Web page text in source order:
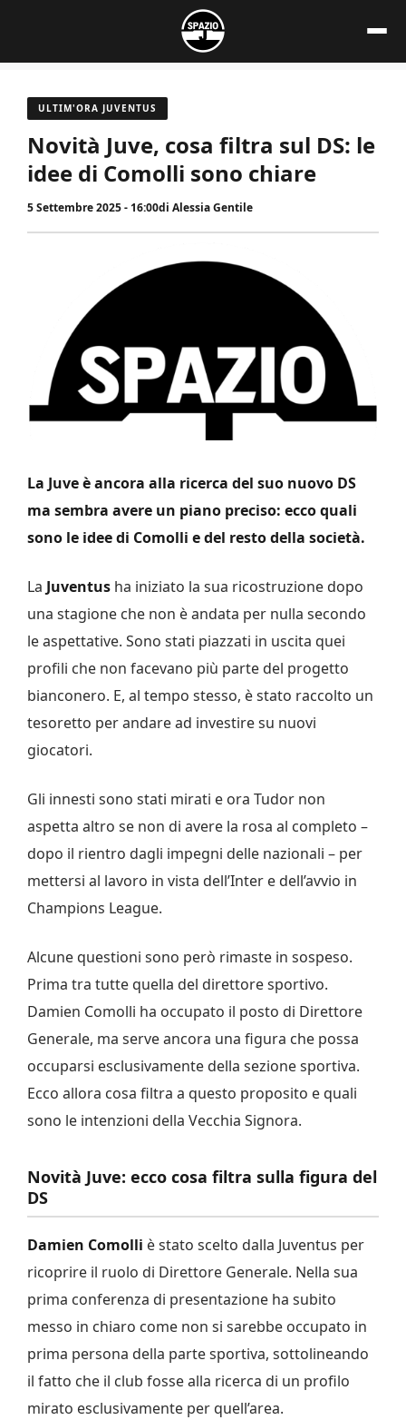
contenuto
ULTIM'ORA JUVENTUS
Novità Juve, cosa filtra sul DS: le
idee di Comolli sono chiare
5 Settembre 2025 - 16:00di Alessia Gentile
La Juve è ancora alla ricerca del suo nuovo DS
ma sembra avere un piano preciso: ecco quali
sono le idee di Comolli e del resto della società.
La Juventus ha iniziato la sua ricostruzione dopo
una stagione che non è andata per nulla secondo
le aspettative. Sono stati piazzati in uscita quei
profili che non facevano più parte del progetto
bianconero. E, al tempo stesso, è stato raccolto un
tesoretto per andare ad investire su nuovi
giocatori.
Gli innesti sono stati mirati e ora Tudor non
aspetta altro se non di avere la rosa al completo –
dopo il rientro dagli impegni delle nazionali – per
mettersi al lavoro in vista dell’Inter e dell’avvio in
Champions League.
Alcune questioni sono però rimaste in sospeso.
Prima tra tutte quella del direttore sportivo.
Damien Comolli ha occupato il posto di Direttore
Generale, ma serve ancora una figura che possa
occuparsi esclusivamente della sezione sportiva.
Ecco allora cosa filtra a questo proposito e quali
sono le intenzioni della Vecchia Signora.
Novità Juve: ecco cosa filtra sulla figura del
DS
Damien Comolli è stato scelto dalla Juventus per
ricoprire il ruolo di Direttore Generale. Nella sua
prima conferenza di presentazione ha subito
messo in chiaro come non si sarebbe occupato in
prima persona della parte sportiva, sottolineando
il fatto che il club fosse alla ricerca di un profilo
mirato esclusivamente per quell’area.